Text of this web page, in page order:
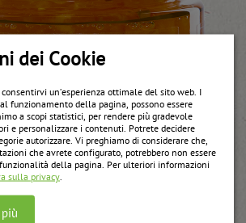
dei Cookie
un’esperienza ottimale del sito web. I
funzionamento della pagina, possono essere
a scopi statistici, per rendere più gradevole
e personalizzare i contenuti. Potrete decidere
autorizzare. Vi preghiamo di considerare che,
che avrete configurato, potrebbero non essere
della pagina. Per ulteriori informazioni
sulla privacy